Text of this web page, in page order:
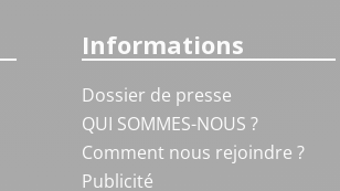
Informations
Dossier de presse
QUI SOMMES-NOUS ?
Comment nous rejoindre ?
Publicité